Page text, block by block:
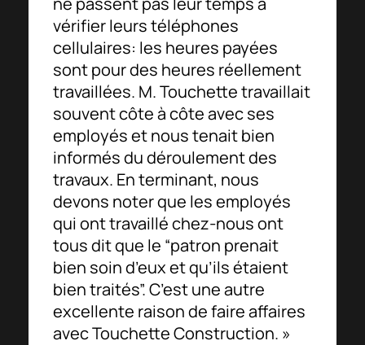
vérifier leurs téléphones
cellulaires: les heures payées
sont pour des heures réellement
travaillées. M. Touchette travaillait
souvent côte à côte avec ses
employés et nous tenait bien
informés du déroulement des
travaux. En terminant, nous
devons noter que les employés
qui ont travaillé chez-nous ont
tous dit que le “patron prenait
bien soin d’eux et qu’ils étaient
bien traités”. C’est une autre
excellente raison de faire affaires
avec Touchette Construction. »